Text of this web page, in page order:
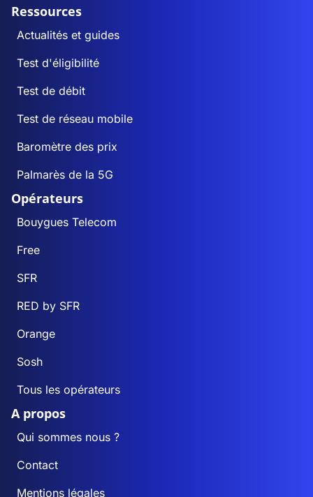
Ressources
Actualités et guides
Test d'éligibilité
Test de débit
Test de réseau mobile
Baromètre des prix
Palmarès de la 5G
Opérateurs
Bouygues Telecom
Free
SFR
RED by SFR
Orange
Sosh
Tous les opérateurs
A propos
Qui sommes nous ?
Contact
Mentions légales